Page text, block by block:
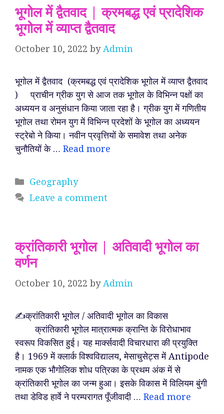
भूगोल में द्वैतवाद | क्रमबद्ध एवं प्रादेशिक
भूगोल में व्याप्त द्वैतवाद
October 10, 2022 byAdmin
भूगोल में द्वैतवाद (क्रमबद्ध एवं प्रादेशिक भूगोल में व्याप्त द्वैतवाद
) प्राचीन ग्रीक युग से आज तक भूगोल के विभिन्न पक्षों का
अध्ययन व अनुसंधान किया जाता रहा है। ग्रीक युग में गणितीय
भूगोल तथा रोमन युग में विभिन्न प्रदेशों के भूगोल का अध्ययन
स्ट्रेबो ने किया। नवीन प्रवृत्तियों के समावेश तथा अनेक
चुनौतियों के … Read more
Categories
Geography
Leave a comment
क्रांतिकारी भूगोल | अतिवादी भूगोल का
वर्णन
October 10, 2022 byAdmin
✍️क्रांतिकारी भूगोल / अतिवादी भूगोल का विकास
क्रांतिकारी भूगोल मात्रात्मक क्रान्ति के विरोधाभाव
स्वरूप विकसित हुई। यह मार्क्सवादी विचारधारा की प्रयुक्ति
है। 1969 में क्लार्क विश्वविद्यालय, मेसाचुसेट्स में Antipode
नामक एक भौगोलिक शोध पत्रिका के प्रथम अंक में से
क्रांतिकारी भूगोल का जन्म हुआ। इसके विकास में विलियम बुंगी
तथा डेविड हार्वे ने परम्परागत पूँजीवादी … Read more